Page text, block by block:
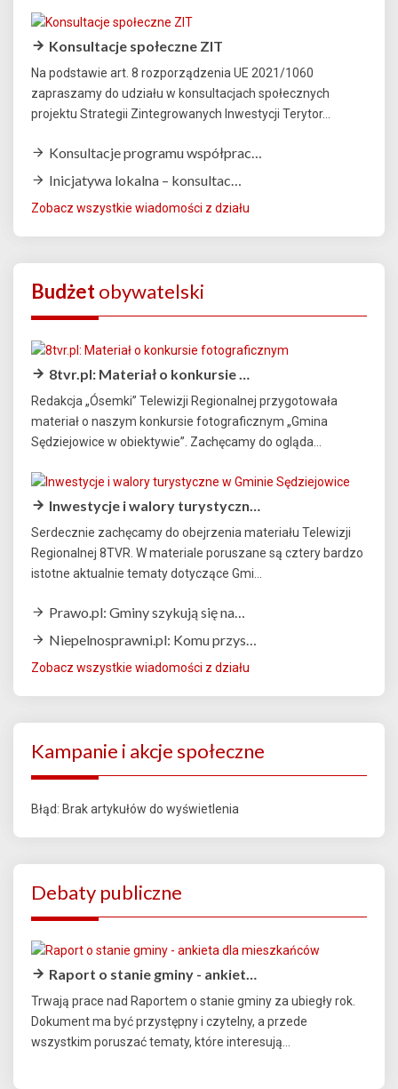
Konsultacje społeczne ZIT
Na podstawie art. 8 rozporządzenia UE 2021/1060
zapraszamy do udziału w konsultacjach społecznych
projektu Strategii Zintegrowanych Inwestycji Terytor...
Konsultacje programu współprac…
Inicjatywa lokalna – konsultac…
Zobacz wszystkie wiadomości z działu
Budżetobywatelski
8tvr.pl: Materiał o konkursie …
Redakcja „Ósemki” Telewizji Regionalnej przygotowała
materiał o naszym konkursie fotograficznym „Gmina
Sędziejowice w obiektywie”. Zachęcamy do ogląda...
Inwestycje i walory turystyczn…
Serdecznie zachęcamy do obejrzenia materiału Telewizji
Regionalnej 8TVR. W materiale poruszane są cztery bardzo
istotne aktualnie tematy dotyczące Gmi...
Prawo.pl: Gminy szykują się na…
Niepelnosprawni.pl: Komu przys…
Zobacz wszystkie wiadomości z działu
Kampanie i akcje społeczne
Błąd: Brak artykułów do wyświetlenia
Debaty publiczne
Raport o stanie gminy - ankiet…
Trwają prace nad Raportem o stanie gminy za ubiegły rok.
Dokument ma być przystępny i czytelny, a przede
wszystkim poruszać tematy, które interesują...